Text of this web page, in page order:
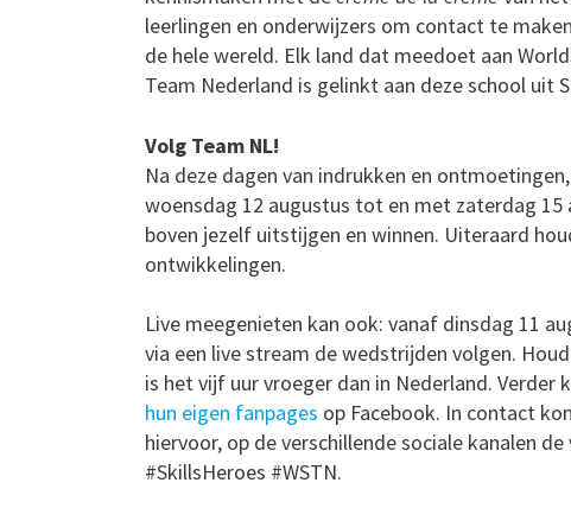
leerlingen en onderwijzers om contact te
de hele wereld. Elk land dat meedoet aan
Team Nederland is gelinkt aan deze school uit
Volg Team NL!
Na deze dagen van indrukken en
woensdag 12 augustus tot en met zaterdag
boven jezelf uitstijgen en winnen. Uiteraard
ontwikkelingen.
Live meegenieten kan ook: vanaf dinsdag 11
via een live stream de wedstrijden volgen.
is het vijf uur vroeger dan in Nederland.
hun eigen fanpages op Facebook. In contact
hiervoor, op de verschillende sociale kanalen
#SkillsHeroes #WSTN.